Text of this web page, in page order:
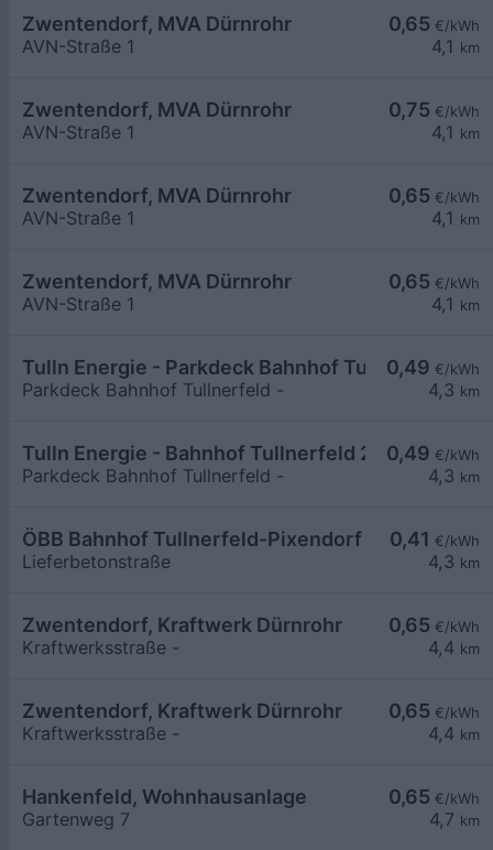
0,65 €/kWh
4,1 km
Zwentendorf, MVA Dürnrohr
AVN-Straße 1
0,75 €/kWh
4,1 km
Zwentendorf, MVA Dürnrohr
AVN-Straße 1
0,65 €/kWh
4,1 km
Zwentendorf, MVA Dürnrohr
AVN-Straße 1
0,65 €/kWh
4,1 km
Zwentendorf, MVA Dürnrohr
AVN-Straße 1
0,49 €/kWh
4,3 km
Tulln Energie - Parkdeck Bahnhof Tullnerfeld 1
Parkdeck Bahnhof Tullnerfeld -
0,49 €/kWh
4,3 km
Tulln Energie - Bahnhof Tullnerfeld 2
Parkdeck Bahnhof Tullnerfeld -
0,41 €/kWh
4,3 km
ÖBB Bahnhof Tullnerfeld-Pixendorf
Lieferbetonstraße
0,65 €/kWh
4,4 km
Zwentendorf, Kraftwerk Dürnrohr
Kraftwerksstraße -
0,65 €/kWh
4,4 km
Zwentendorf, Kraftwerk Dürnrohr
Kraftwerksstraße -
0,65 €/kWh
4,7 km
Hankenfeld, Wohnhausanlage
Gartenweg 7